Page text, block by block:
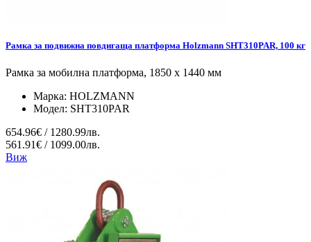
Рамка за подвижна повдигаща платформа Holzmann SHT310PAR, 100 кг
Рамка за мобилна платформа, 1850 х 1440 мм
Марка: HOLZMANN
Модел: SHT310PAR
654.96€ / 1280.99лв.
561.91€ / 1099.00лв.
Виж